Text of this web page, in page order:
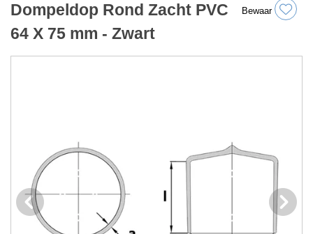
Dompeldop Rond Zacht PVC
64 X 75 mm - Zwart
Bewaar